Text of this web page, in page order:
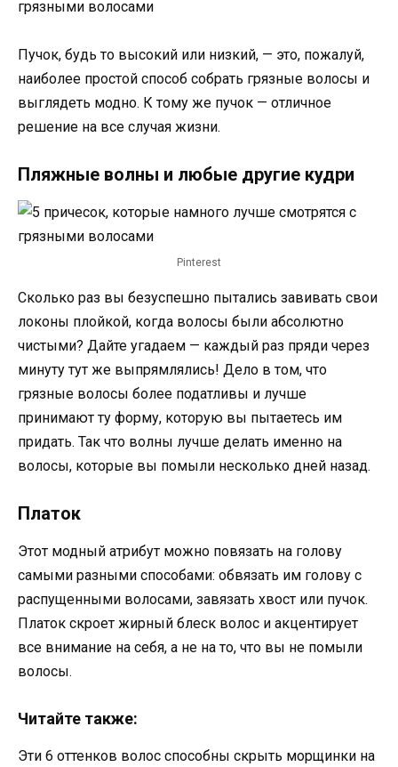
Пучок, будь то высокий или низкий, — это, пожалуй,
наиболее простой способ собрать грязные волосы и
выглядеть модно. К тому же пучок — отличное
решение на все случая жизни.
Пляжные волны и любые другие кудри
Pinterest
Сколько раз вы безуспешно пытались завивать свои
локоны плойкой, когда волосы были абсолютно
чистыми? Дайте угадаем — каждый раз пряди через
минуту тут же выпрямлялись! Дело в том, что
грязные волосы более податливы и лучше
принимают ту форму, которую вы пытаетесь им
придать. Так что волны лучше делать именно на
волосы, которые вы помыли несколько дней назад.
Платок
Этот модный атрибут можно повязать на голову
самыми разными способами: обвязать им голову с
распущенными волосами, завязать хвост или пучок.
Платок скроет жирный блеск волос и акцентирует
все внимание на себя, а не на то, что вы не помыли
волосы.
Читайте также:
Эти 6 оттенков волос способны скрыть морщинки на